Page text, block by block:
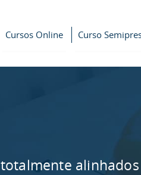
Cursos Online Curso
totalmente